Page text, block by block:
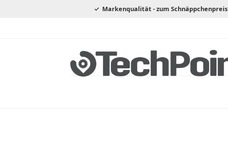
Markenqualität - zum Schnäppchenpreis